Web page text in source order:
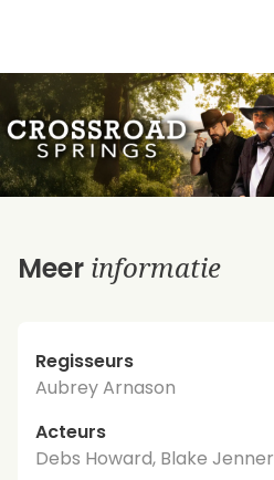
Meer informatie
Regisseurs
Aubrey Arnason
Acteurs
Debs Howard, Blake Jenner